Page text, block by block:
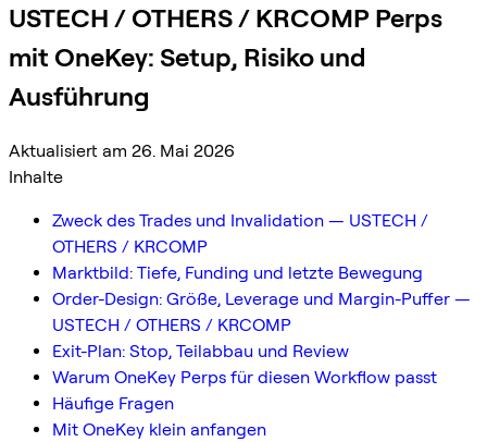
USTECH / OTHERS / KRCOMP Perps
mit OneKey: Setup, Risiko und
Ausführung
Aktualisiert am 26. Mai 2026
Inhalte
Zweck des Trades und Invalidation — USTECH /
OTHERS / KRCOMP
Marktbild: Tiefe, Funding und letzte Bewegung
Order-Design: Größe, Leverage und Margin-Puffer —
USTECH / OTHERS / KRCOMP
Exit-Plan: Stop, Teilabbau und Review
Warum OneKey Perps für diesen Workflow passt
Häufige Fragen
Mit OneKey klein anfangen